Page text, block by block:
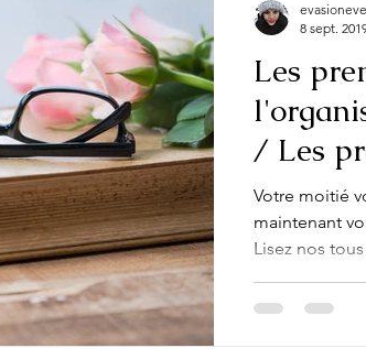
Les
/ Les
Votre moitié
maintenant
Lisez nos
8 sept.